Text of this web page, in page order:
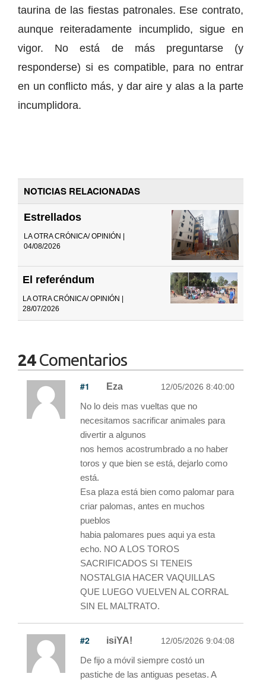
taurina de las fiestas patronales. Ese contrato,
aunque reiteradamente incumplido, sigue en
vigor. No está de más preguntarse (y
responderse) si es compatible, para no entrar
en un conflicto más, y dar aire y alas a la parte
incumplidora.
NOTICIAS RELACIONADAS
Estrellados
LA OTRA CRÓNICA/ OPINIÓN |
04/08/2026
El referéndum
LA OTRA CRÓNICA/ OPINIÓN |
28/07/2026
24Comentarios
#1 Eza 12/05/2026 8:40:00
No lo deis mas vueltas que no
necesitamos sacrificar animales para
divertir a algunos
nos hemos acostrumbrado a no haber
toros y que bien se está, dejarlo como
está.
Esa plaza está bien como palomar para
criar palomas, antes en muchos
pueblos
habia palomares pues aqui ya esta
echo. NO A LOS TOROS
SACRIFICADOS SI TENEIS
NOSTALGIA HACER VAQUILLAS
QUE LUEGO VUELVEN AL CORRAL
SIN EL MALTRATO.
#2 isiYA! 12/05/2026 9:04:08
De fijo a móvil siempre costó un
pastiche de las antiguas pesetas. A